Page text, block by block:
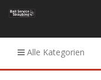
Alle Kategorien